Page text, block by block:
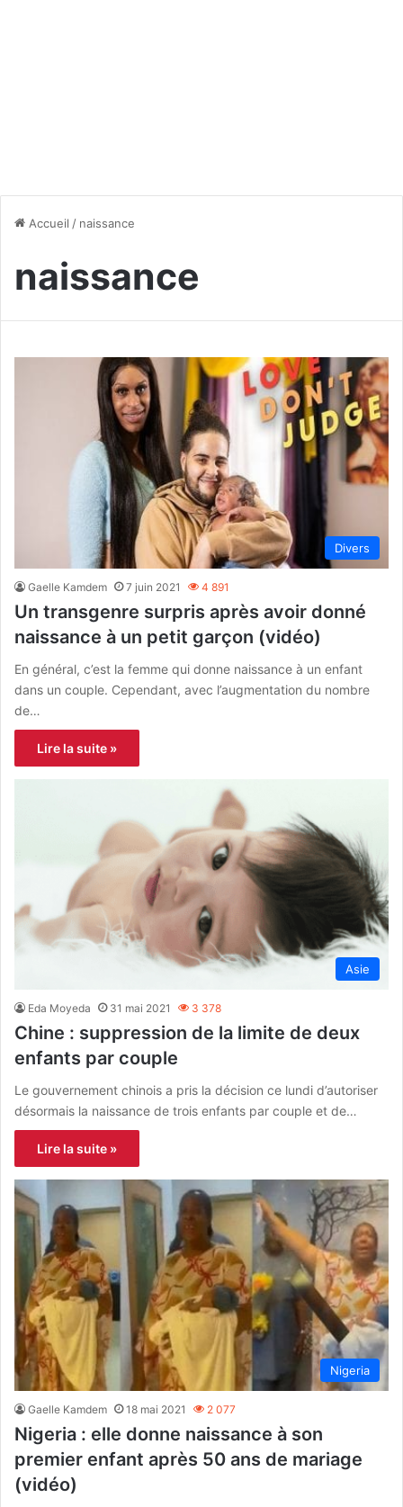
Accueil / naissance
naissance
Divers
Gaelle Kamdem 7 juin 2021 4 891
Un transgenre surpris après avoir donné
naissance à un petit garçon (vidéo)
En général, c’est la femme qui donne naissance à un enfant
dans un couple. Cependant, avec l’augmentation du nombre
de…
Lire la suite »
Asie
Eda Moyeda 31 mai 2021 3 378
Chine : suppression de la limite de deux
enfants par couple
Le gouvernement chinois a pris la décision ce lundi d’autoriser
désormais la naissance de trois enfants par couple et de…
Lire la suite »
Nigeria
Gaelle Kamdem 18 mai 2021 2 077
Nigeria : elle donne naissance à son
premier enfant après 50 ans de mariage
(vidéo)